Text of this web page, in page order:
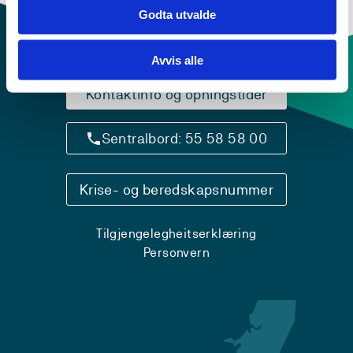
Godta utvalde
Avvis alle
Kontaktinfo og opningstider
Sentralbord: 55 58 58 00
Krise- og beredskapsnummer
Tilgjengelegheitserklæring
Personvern